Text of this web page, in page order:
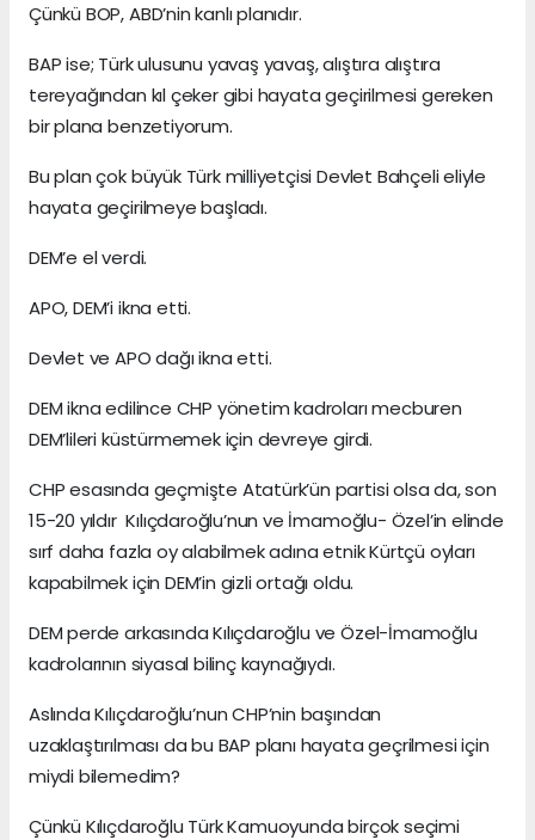
Çünkü BOP, ABD’nin kanlı planıdır.
BAP ise; Türk ulusunu yavaş yavaş, alıştıra alıştıra
tereyağından kıl çeker gibi hayata geçirilmesi gereken
bir plana benzetiyorum.
Bu plan çok büyük Türk milliyetçisi Devlet Bahçeli eliyle
hayata geçirilmeye başladı.
DEM’e el verdi.
APO, DEM’i ikna etti.
Devlet ve APO dağı ikna etti.
DEM ikna edilince CHP yönetim kadroları mecburen
DEM’lileri küstürmemek için devreye girdi.
CHP esasında geçmişte Atatürk’ün partisi olsa da, son
15-20 yıldır Kılıçdaroğlu’nun ve İmamoğlu- Özel’in elinde
sırf daha fazla oy alabilmek adına etnik Kürtçü oyları
kapabilmek için DEM’in gizli ortağı oldu.
DEM perde arkasında Kılıçdaroğlu ve Özel-İmamoğlu
kadrolarının siyasal bilinç kaynağıydı.
Aslında Kılıçdaroğlu’nun CHP’nin başından
uzaklaştırılması da bu BAP planı hayata geçrilmesi için
miydi bilemedim?
Çünkü Kılıçdaroğlu Türk Kamuoyunda birçok seçimi